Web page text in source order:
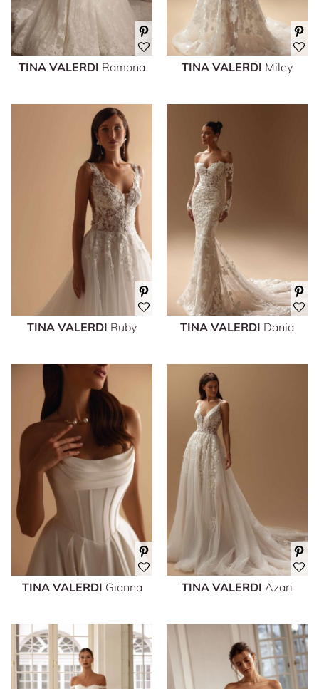
TINA VALERDI Ramona TINA VALERDI Miley
TINA VALERDI Ruby TINA VALERDI Dania
TINA VALERDI Gianna TINA VALERDI Azari